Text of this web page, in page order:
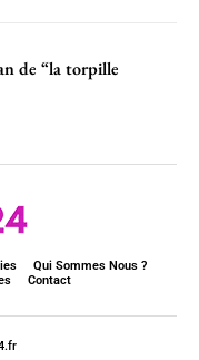
de “la torpille
Qui Sommes Nous ?
Contact